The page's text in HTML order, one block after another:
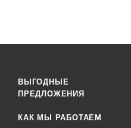
ВЫГОДНЫЕ
ПРЕДЛОЖЕНИЯ
КАК МЫ РАБОТАЕМ